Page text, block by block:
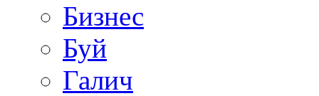
Бизнес
Буй
Галич